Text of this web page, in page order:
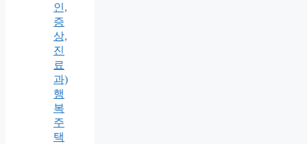
인,
증
상,
진
료
과)
행
복
주
택